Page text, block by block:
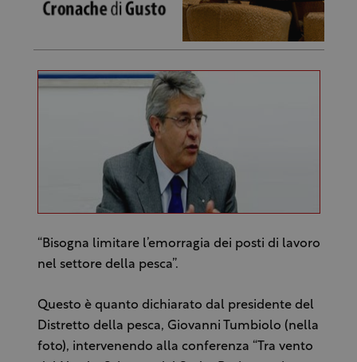
“Bisogna limitare l’emorragia dei posti di lavoro
nel settore della pesca”.
Questo è quanto dichiarato dal presidente del
Distretto della pesca, Giovanni Tumbiolo (nella
foto), intervenendo alla conferenza “Tra vento